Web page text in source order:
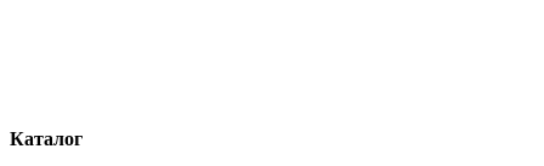
Каталог